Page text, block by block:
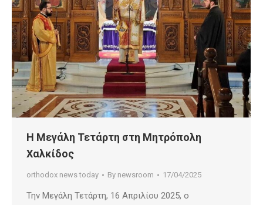
Η Μεγάλη Τετάρτη στη Μητρόπολη
Χαλκίδος
orthodox news today By newsroom 17/04/2025
Την Μεγάλη Τετάρτη, 16 Απριλίου 2025, ο